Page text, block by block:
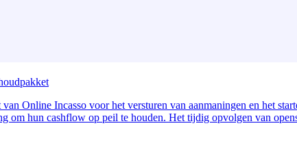
Online Incasso voor het versturen van aanmaningen en het
om hun cashflow op peil te houden. Het tijdig opvolgen van